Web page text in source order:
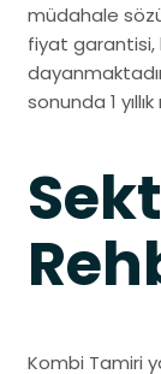
müdahale
fiyat garantisi,
sonunda 1
Kombi Tamiri